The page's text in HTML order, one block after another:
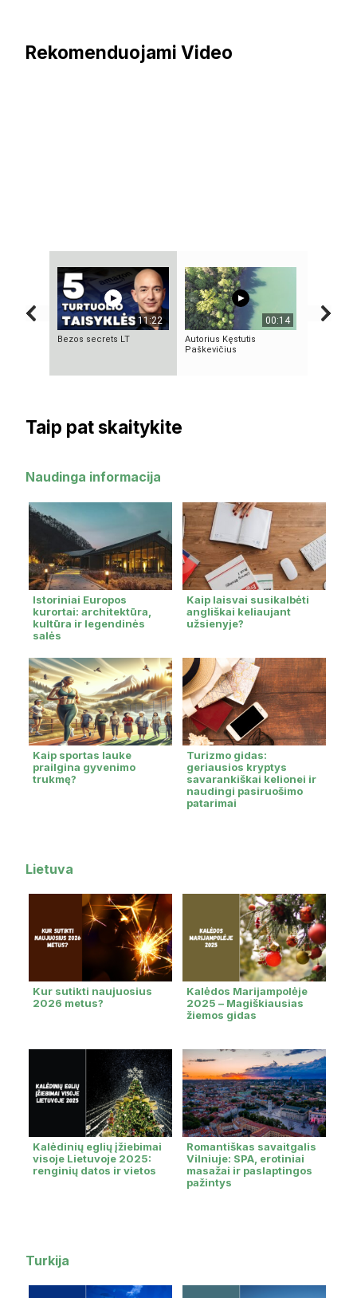
Rekomenduojami Video
11:22
Bezos secrets LT
00:14
Autorius Kęstutis
Paškevičius
Taip pat skaitykite
Naudinga informacija
Istoriniai Europos
kurortai: architektūra,
kultūra ir legendinės
salės
Kaip laisvai susikalbėti
angliškai keliaujant
užsienyje?
Kaip sportas lauke
prailgina gyvenimo
trukmę?
Turizmo gidas:
geriausios kryptys
savarankiškai kelionei ir
naudingi pasiruošimo
patarimai
Lietuva
Kur sutikti naujuosius
2026 metus?
Kalėdos Marijampolėje
2025 – Magiškiausias
žiemos gidas
Kalėdinių eglių įžiebimai
visoje Lietuvoje 2025:
renginių datos ir vietos
Romantiškas savaitgalis
Vilniuje: SPA, erotiniai
masažai ir paslaptingos
pažintys
Turkija